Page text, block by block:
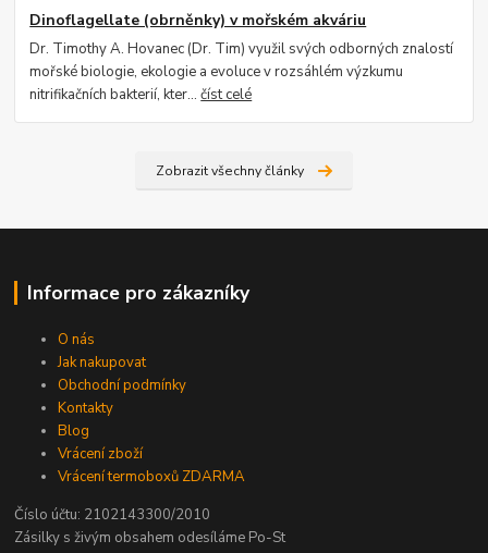
Dinoflagellate (obrněnky) v mořském akváriu
Dr. Timothy A. Hovanec (Dr. Tim) využil svých odborných znalostí
mořské biologie, ekologie a evoluce v rozsáhlém výzkumu
nitrifikačních bakterií, kter...číst celé
Zobrazit všechny články
Informace pro zákazníky
O nás
Jak nakupovat
Obchodní podmínky
Kontakty
Blog
Vrácení zboží
Vrácení termoboxů ZDARMA
Číslo účtu: 2102143300/2010
Zásilky s živým obsahem odesíláme Po-St